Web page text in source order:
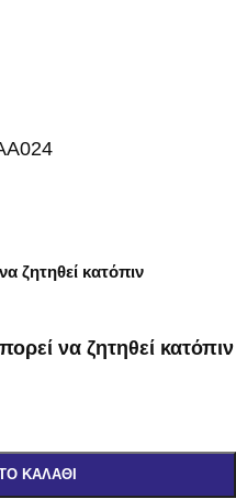
ζητηθεί κατόπιν
να ζητηθεί κατόπιν
ΚΑΛΆΘΙ